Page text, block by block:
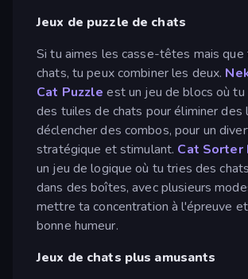
Jeux de puzzle de chats
Si tu aimes les casse-têtes mais que
chats, tu peux combiner les deux.
Cat Puzzle est un jeu de blocs où
des tuiles de chats pour éliminer des
déclencher des combos, pour un
stratégique et stimulant. Cat Sorter
un jeu de logique où tu tries des
dans des boîtes, avec plusieurs
mettre ta concentration à l'épreuve
bonne humeur.
Jeux de chats plus amusants